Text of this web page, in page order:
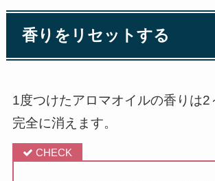
香りをリセットする
1度つけたアロマオイルの香りは2
完全に消えます。